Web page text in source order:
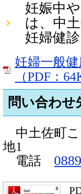
妊娠中
は、中
妊婦健
妊婦一般
（PDF：
問い合わせ
中土佐町
地1
電話